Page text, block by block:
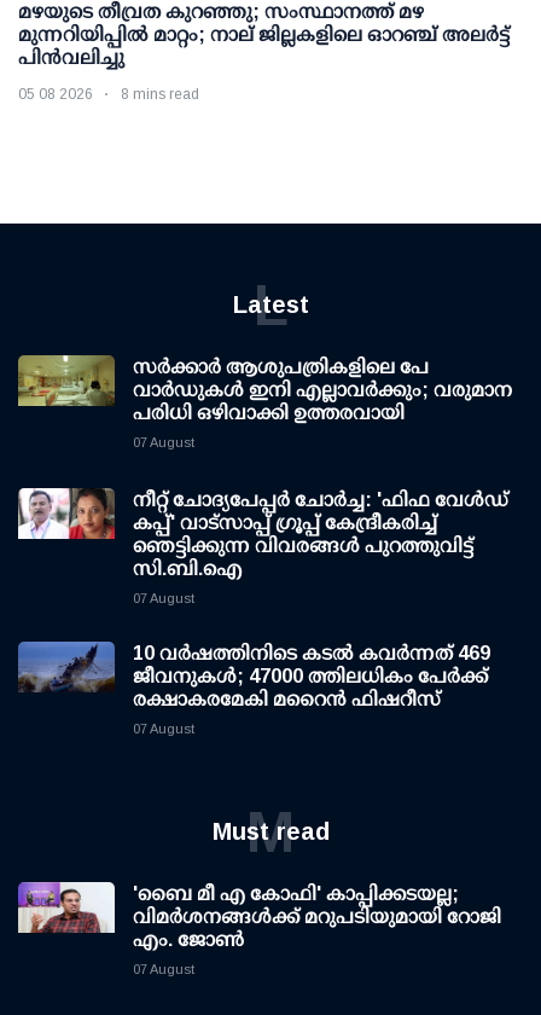
മഴയുടെ തീവ്രത കുറഞ്ഞു; സംസ്ഥാനത്ത് മഴ
മുന്നറിയിപ്പിൽ മാറ്റം; നാല് ജില്ലകളിലെ ഓറഞ്ച് അലർട്ട്
പിൻവലിച്ചു
05 08 2026 8 mins read
Latest
L
സര്‍ക്കാര്‍ ആശുപത്രികളിലെ പേ
വാര്‍ഡുകള്‍ ഇനി എല്ലാവര്‍ക്കും; വരുമാന
പരിധി ഒഴിവാക്കി ഉത്തരവായി
07 August
നീറ്റ് ചോദ്യപേപ്പര്‍ ചോര്‍ച്ച: 'ഫിഫ വേള്‍ഡ്
കപ്പ്' വാട്സാപ്പ് ഗ്രൂപ്പ് കേന്ദ്രീകരിച്ച്
ഞെട്ടിക്കുന്ന വിവരങ്ങള്‍ പുറത്തുവിട്ട്
സി.ബി.ഐ
07 August
10 വര്‍ഷത്തിനിടെ കടല്‍ കവര്‍ന്നത് 469
ജീവനുകള്‍; 47000 ത്തിലധികം പേര്‍ക്ക്
രക്ഷാകരമേകി മറൈന്‍ ഫിഷറീസ്
07 August
Must read
M
'ബൈ മീ എ കോഫി' കാപ്പിക്കടയല്ല;
വിമര്‍ശനങ്ങള്‍ക്ക് മറുപടിയുമായി റോജി
എം. ജോണ്‍
07 August